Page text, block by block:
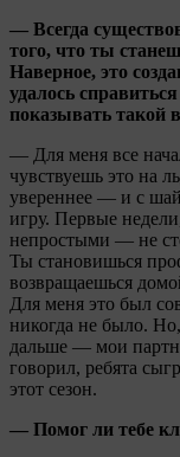
— Всегда
того, что ты
Наверное, это
удалось
показывать такой
— Для меня все
чувствуешь это на
увереннее — и с
игру. Первые
непростыми — не
Ты становишься
возвращаешься
Для меня это был
никогда не было.
дальше — мои
говорил, ребята
этот сезон.
— Помог ли тебе